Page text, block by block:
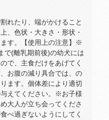
れたり、端がかけること
、色状・大きさ・形状・
す。【使用上の注意】※
で(離乳期前後)の幼犬には
で、主食だけをあげてく
お腹の減り具合では、の
ます。個体差により適切
えてください。※お子様
大人が立ち会ってくださ
べ過ぎないようにしてく